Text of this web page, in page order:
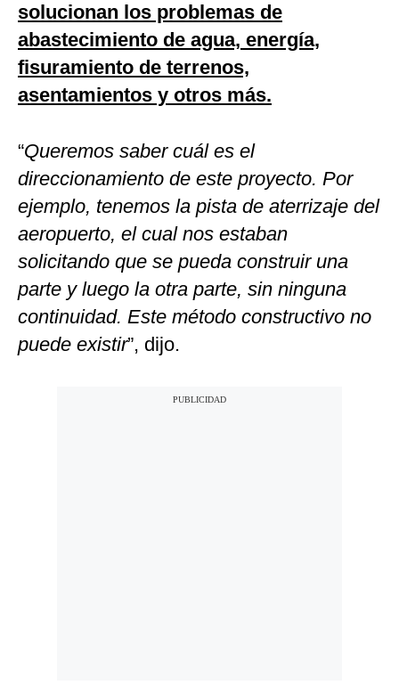
solucionan los problemas de
abastecimiento de agua, energía,
fisuramiento de terrenos,
asentamientos y otros más.
“Queremos saber cuál es el
direccionamiento de este proyecto. Por
ejemplo, tenemos la pista de aterrizaje del
aeropuerto, el cual nos estaban
solicitando que se pueda construir una
parte y luego la otra parte, sin ninguna
continuidad. Este método constructivo no
puede existir”, dijo.